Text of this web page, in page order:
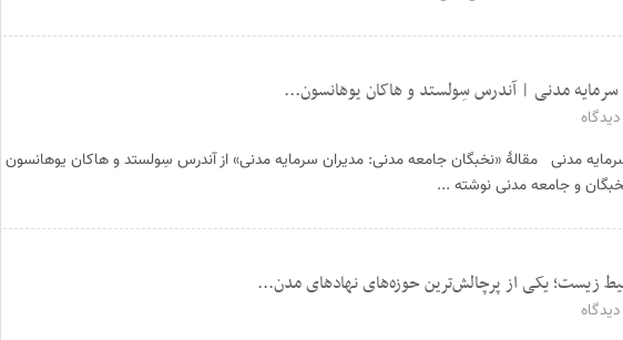
مدنی | آندرس سِولستد و هاکان یوهانسون...
مدنی مقالهٔ «نخبگان جامعه مدنی: مدیران سرمایه مدنی» از آندرس سِولستد و هاکان یوهانسون
یکی از پرچالش‌ترین حوزه‌های نهادهای مدن...